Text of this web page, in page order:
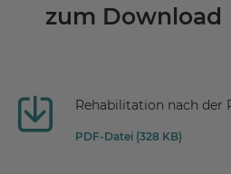
zum Download
Rehabilitation nach der
PDF-Datei (328 KB)